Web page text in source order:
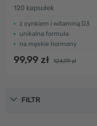
120 kapsułek
z cynkiem i witaminą D3
unikalna formuła
na męskie hormony
99,99 zł 124,99 zł
FILTR